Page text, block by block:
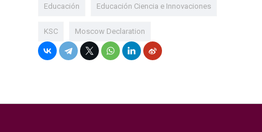
Educación Educación Ciencia e Innovaciones
KSC Moscow Declaration